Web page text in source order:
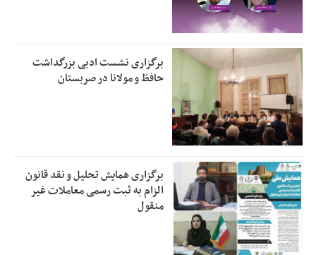
برگزاری نشست ادبی بزرگداشت
حافظ و مولانا در صربستان
برگزاری همایش تحلیل و نقد قانون
الزام به ثبت رسمی معاملات غیر
منقول